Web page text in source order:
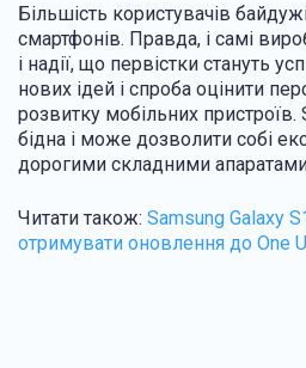
Більшість користувачів
смартфонів. Правда, і самі
і надії, що первістки стануть
нових ідей і спроба оцінити
розвитку мобільних пристроїв.
бідна і може дозволити собі
дорогими складними
Читати також: Samsung Galaxy
отримувати оновлення до One